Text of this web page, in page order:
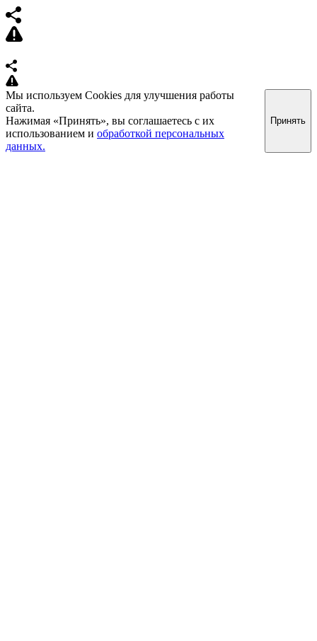
Мы используем Cookies для улучшения работы
сайта.
Нажимая «Принять», вы соглашаетесь с их
использованием и обработкой персональных
данных.
Принять